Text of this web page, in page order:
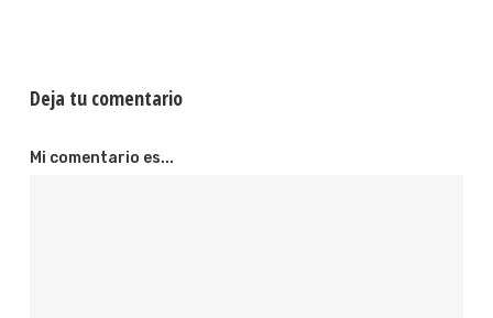
Deja tu comentario
Mi comentario es...